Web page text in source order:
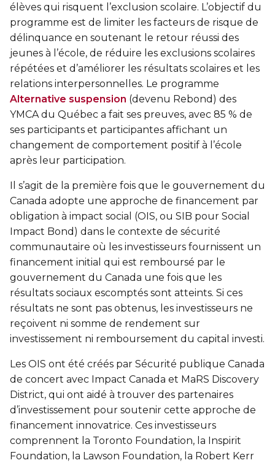
Longueurs et bain libres
Sauvetage
Sports pour enfants
ÉCHANGES CULTURELS
Zone accueil et découverte (ZAD)
ZONES JEUNESSE
Trouver une Zone jeunesse
élèves qui risquent l’exclusion scolaire. L’objectif du
programme est de limiter les facteurs de risque de
délinquance en soutenant le retour réussi des
jeunes à l’école, de réduire les exclusions scolaires
répétées et d’améliorer les résultats scolaires et les
relations interpersonnelles. Le programme
Alternative suspension (devenu Rebond) des
YMCA du Québec a fait ses preuves, avec 85 % de
ses participants et participantes affichant un
changement de comportement positif à l’école
après leur participation.
Il s’agit de la première fois que le gouvernement du
Canada adopte une approche de financement par
obligation à impact social (OIS, ou SIB pour Social
Impact Bond) dans le contexte de sécurité
communautaire où les investisseurs fournissent un
financement initial qui est remboursé par le
gouvernement du Canada une fois que les
résultats sociaux escomptés sont atteints. Si ces
résultats ne sont pas obtenus, les investisseurs ne
reçoivent ni somme de rendement sur
investissement ni remboursement du capital investi.
Les OIS ont été créés par Sécurité publique Canada
de concert avec Impact Canada et MaRS Discovery
District, qui ont aidé à trouver des partenaires
d’investissement pour soutenir cette approche de
financement innovatrice. Ces investisseurs
comprennent la Toronto Foundation, la Inspirit
Foundation, la Lawson Foundation, la Robert Kerr